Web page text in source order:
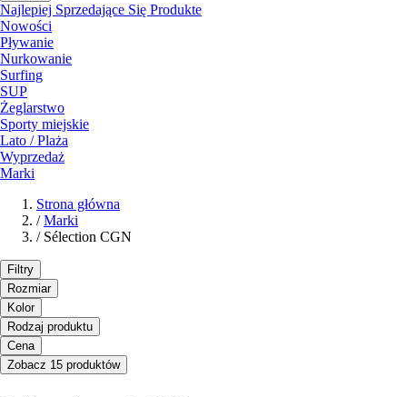
Najlepiej Sprzedające Się Produkte
Nowości
Pływanie
Nurkowanie
Surfing
SUP
Żeglarstwo
Sporty miejskie
Lato / Plaża
Wyprzedaż
Marki
Strona główna
/ Marki
/ Sélection CGN
Filtry
Rozmiar
Kolor
Rodzaj produktu
Cena
Zobacz 15 produktów